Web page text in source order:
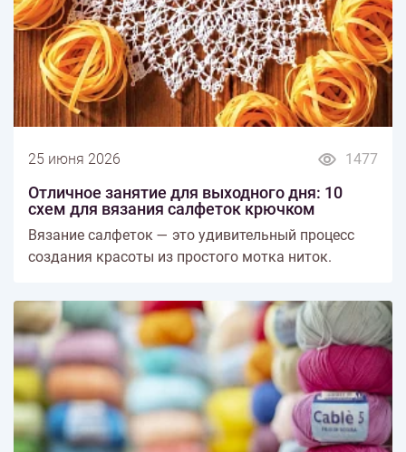
1477
25 июня 2026
Отличное занятие для выходного дня: 10
схем для вязания салфеток крючком
Вязание салфеток — это удивительный процесс
создания красоты из простого мотка ниток.